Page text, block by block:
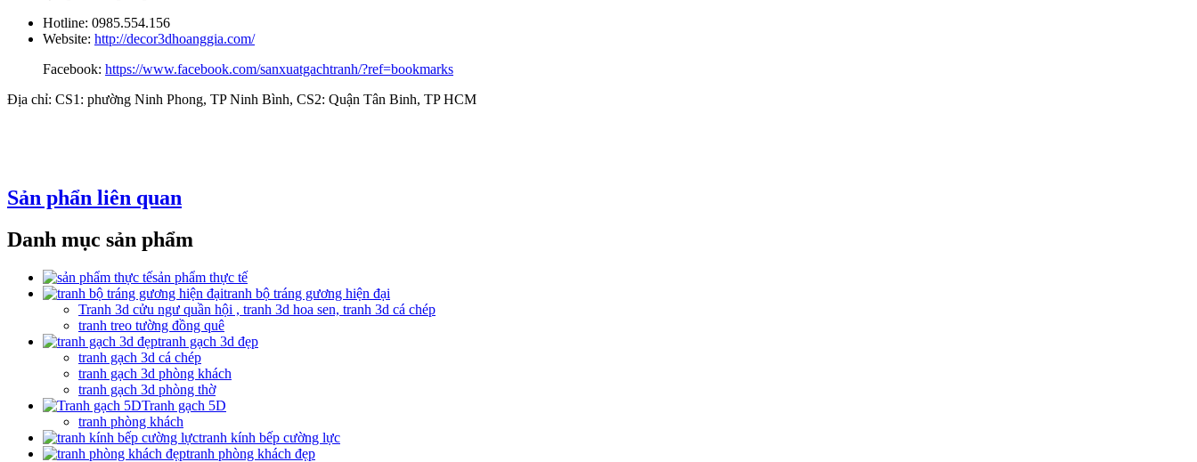
Hotline: 0985.554.156
Website: http://decor3dhoanggia.com/
Facebook: https://www.facebook.com/sanxuatgachtranh/?ref=bookmarks
Địa chỉ: CS1: phường Ninh Phong, TP Ninh Bình, CS2: Quận Tân Binh, TP HCM
Sản phẩn liên quan
Danh mục sản phẩm
sản phẩm thực tế
tranh bộ tráng gương hiện đại
Tranh 3d cửu ngư quần hội , tranh 3d hoa sen, tranh 3d cá chép
tranh treo tường đồng quê
tranh gạch 3d đẹp
tranh gạch 3d cá chép
tranh gạch 3d phòng khách
tranh gạch 3d phòng thờ
Tranh gạch 5D
tranh phòng khách
tranh kính bếp cường lực
tranh phòng khách đẹp